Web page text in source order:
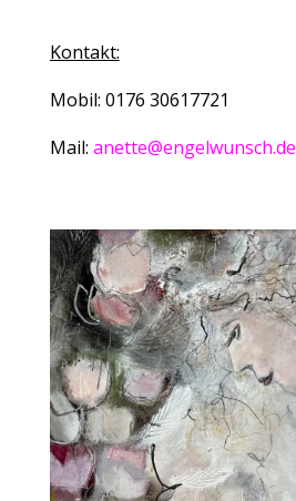
Kontakt:
Mobil: 0176 30617721
Mail: anette@engelwunsch.de